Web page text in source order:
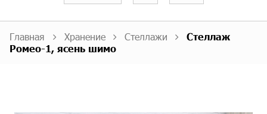
Главная Хранение Стеллажи
Стеллаж
Ромео-1, ясень шимо